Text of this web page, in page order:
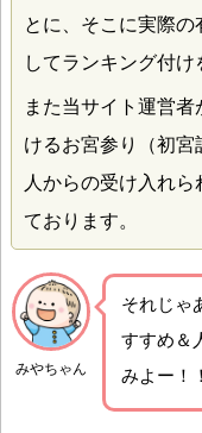
とに、そこに実際
してランキング付け
また当サイト運営
けるお宮参り（初
人からの受け入れ
ております。
みやちゃん
それじゃ
すすめ＆
みよー！！